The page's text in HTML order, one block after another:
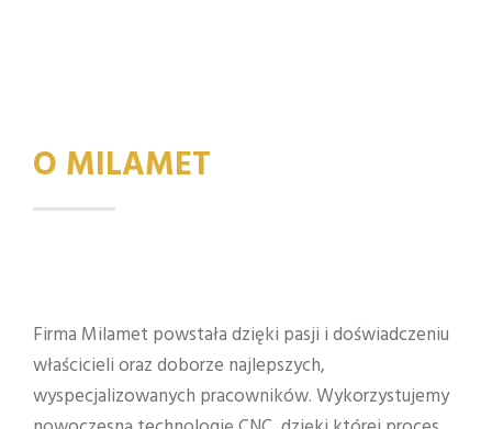
O MILAMET
Firma Milamet powstała dzięki pasji i doświadczeniu
właścicieli oraz doborze najlepszych,
wyspecjalizowanych pracowników. Wykorzystujemy